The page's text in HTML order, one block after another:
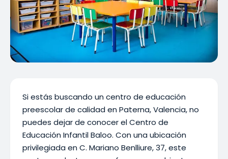
Si estás buscando un centro de educación
preescolar de calidad en Paterna, Valencia, no
puedes dejar de conocer el Centro de
Educación Infantil Baloo. Con una ubicación
privilegiada en C. Mariano Benlliure, 37, este